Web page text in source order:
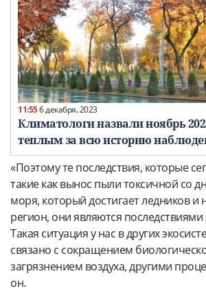
11:556 декабря, 2023
Климатологи назвали ноябрь
теплым за всю историю
«Поэтому те последствия, которые
такие как вынос пыли токсичной со
моря, который достигает ледников и
регион, они являются последствиями
Такая ситуация у нас в других
связано с сокращением
загрязнением воздуха, другими
он.